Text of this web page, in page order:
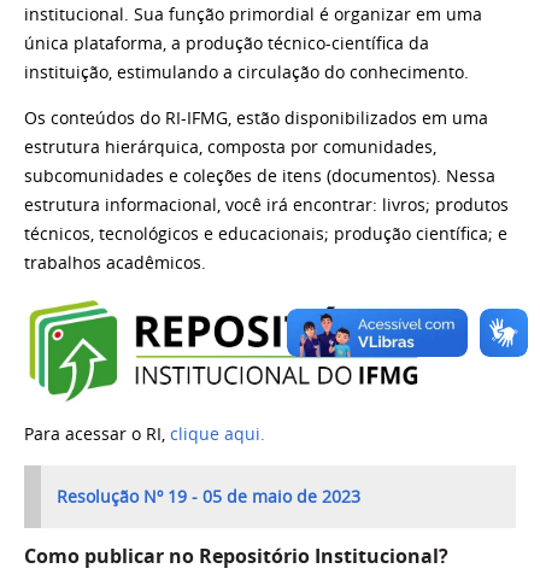
institucional. Sua função primordial é organizar em uma
única plataforma, a produção técnico-científica da
instituição, estimulando a circulação do conhecimento.
Os conteúdos do RI-IFMG, estão disponibilizados em uma
estrutura hierárquica, composta por comunidades,
subcomunidades e coleções de itens (documentos). Nessa
estrutura informacional, você irá encontrar: livros; produtos
técnicos, tecnológicos e educacionais; produção científica; e
trabalhos acadêmicos.
Para acessar o RI, clique aqui.
Resolução Nº 19 - 05 de maio de 2023
Como publicar no Repositório Institucional?